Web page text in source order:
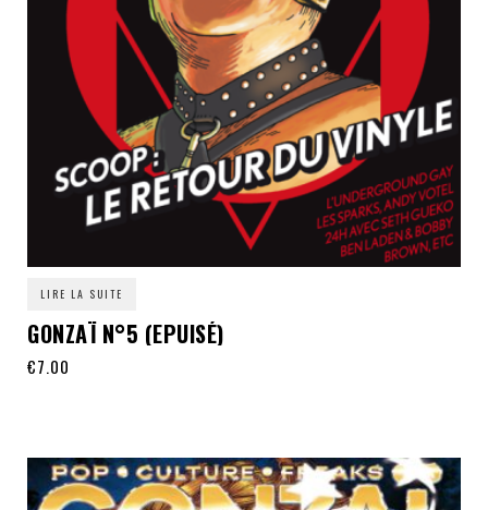
LIRE LA SUITE
GONZAÏ N°5 (EPUISÉ)
€7.00